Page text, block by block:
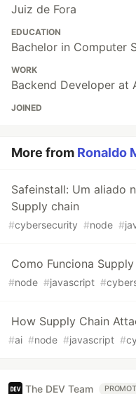
Juiz de Fora
EDUCATION
Bachelor in Computer
WORK
Backend Developer at
JOINED
More from Ronaldo
Safeinstall: Um aliado
Supply chain
#cybersecurity #node #
Como Funciona
#node #javascript #
How Supply Chain
#ai #node #javascript #
The DEV Team